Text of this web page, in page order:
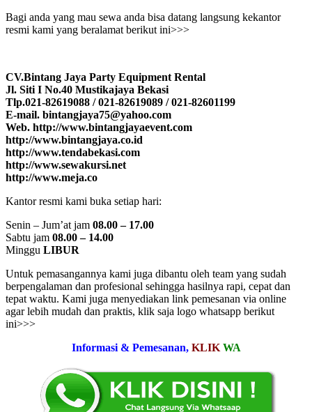
Bagi anda yang mau sewa anda bisa datang langsung kekantor
resmi kami yang beralamat berikut ini>>>
CV.Bintang Jaya Party Equipment Rental
Jl. Siti I No.40 Mustikajaya Bekasi
Tlp.021-82619088 / 021-82619089 / 021-82601199
E-mail. bintangjaya75@yahoo.com
Web. http://www.bintangjayaevent.com
http://www.bintangjaya.co.id
http://www.tendabekasi.com
http://www.sewakursi.net
http://www.meja.co
Kantor resmi kami buka setiap hari:
Senin – Jum’at jam 08.00 – 17.00
Sabtu jam 08.00 – 14.00
Minggu LIBUR
Untuk pemasangannya kami juga dibantu oleh team yang sudah
berpengalaman dan profesional sehingga hasilnya rapi, cepat dan
tepat waktu. Kami juga menyediakan link pemesanan via online
agar lebih mudah dan praktis, klik saja logo whatsapp berikut
ini>>>
Informasi & Pemesanan, KLIK WA